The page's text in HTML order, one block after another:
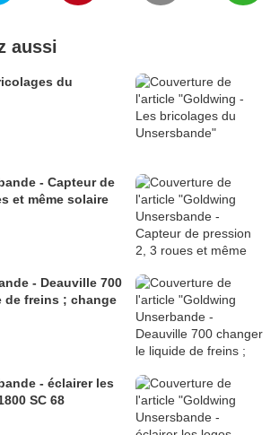
aussi
du
- Capteur de
et même solaire
- Deauville 700
de freins ; change
- éclairer les
SC 68